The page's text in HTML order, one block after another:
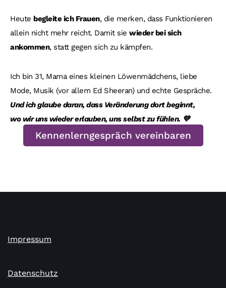
Heute begleite ich Frauen, die merken, dass Funktionieren
allein nicht mehr reicht. Damit sie wieder bei sich
ankommen, statt gegen sich zu kämpfen.
Ich bin 31, Mama eines kleinen Löwenmädchens, liebe
Mode, Musik (vor allem Ed Sheeran) und echte Gespräche.
Und ich glaube daran, dass Veränderung dort beginnt,
wo wir uns wieder erlauben, uns selbst zu fühlen. 💜
Kennenlerngespräch vereinbaren
Impressum
Datenschutz